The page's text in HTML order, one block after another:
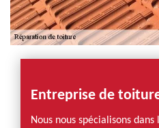
Entreprise de
Nous nous spécialisons